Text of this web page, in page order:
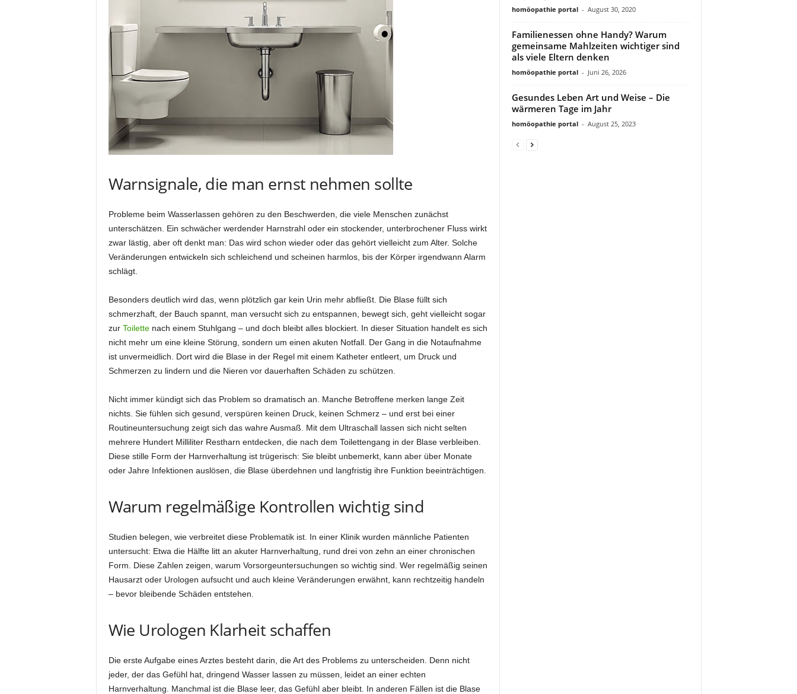
Warnsignale, die man ernst nehmen sollte
Probleme beim Wasserlassen gehören zu den Beschwerden, die viele Menschen zunächst
unterschätzen. Ein schwächer werdender Harnstrahl oder ein stockender, unterbrochener Fluss wirkt
zwar lästig, aber oft denkt man: Das wird schon wieder oder das gehört vielleicht zum Alter. Solche
Veränderungen entwickeln sich schleichend und scheinen harmlos, bis der Körper irgendwann Alarm
schlägt.
Besonders deutlich wird das, wenn plötzlich gar kein Urin mehr abfließt. Die Blase füllt sich
schmerzhaft, der Bauch spannt, man versucht sich zu entspannen, bewegt sich, geht vielleicht sogar
zur Toilettenach einem Stuhlgang – und doch bleibt alles blockiert. In dieser Situation handelt es sich
nicht mehr um eine kleine Störung, sondern um einen akuten Notfall. Der Gang in die Notaufnahme
ist unvermeidlich. Dort wird die Blase in der Regel mit einem Katheter entleert, um Druck und
Schmerzen zu lindern und die Nieren vor dauerhaften Schäden zu schützen.
Nicht immer kündigt sich das Problem so dramatisch an. Manche Betroffene merken lange Zeit
nichts. Sie fühlen sich gesund, verspüren keinen Druck, keinen Schmerz – und erst bei einer
Routineuntersuchung zeigt sich das wahre Ausmaß. Mit dem Ultraschall lassen sich nicht selten
mehrere Hundert Milliliter Restharn entdecken, die nach dem Toilettengang in der Blase verbleiben.
Diese stille Form der Harnverhaltung ist trügerisch: Sie bleibt unbemerkt, kann aber über Monate
oder Jahre Infektionen auslösen, die Blase überdehnen und langfristig ihre Funktion beeinträchtigen.
Warum regelmäßige Kontrollen wichtig sind
Studien belegen, wie verbreitet diese Problematik ist. In einer Klinik wurden männliche Patienten
untersucht: Etwa die Hälfte litt an akuter Harnverhaltung, rund drei von zehn an einer chronischen
Form. Diese Zahlen zeigen, warum Vorsorgeuntersuchungen so wichtig sind. Wer regelmäßig seinen
Hausarzt oder Urologen aufsucht und auch kleine Veränderungen erwähnt, kann rechtzeitig handeln
– bevor bleibende Schäden entstehen.
Wie Urologen Klarheit schaffen
Die erste Aufgabe eines Arztes besteht darin, die Art des Problems zu unterscheiden. Denn nicht
jeder, der das Gefühl hat, dringend Wasser lassen zu müssen, leidet an einer echten
Harnverhaltung. Manchmal ist die Blase leer, das Gefühl aber bleibt. In anderen Fällen ist die Blase
homöopathie portal - August 30, 2020
Familienessen ohne Handy? Warum
gemeinsame Mahlzeiten wichtiger sind
als viele Eltern denken
homöopathie portal - Juni 26, 2026
Gesundes Leben Art und Weise – Die
wärmeren Tage im Jahr
homöopathie portal - August 25, 2023